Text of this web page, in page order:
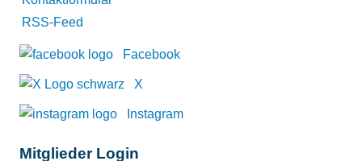
RSS-Feed
Facebook
X
Instagram
Mitglieder Login